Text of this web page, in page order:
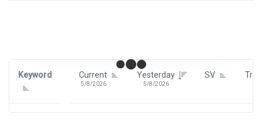
Keyword Current
5/8/2026
Yesterday
5/8/2026
SV